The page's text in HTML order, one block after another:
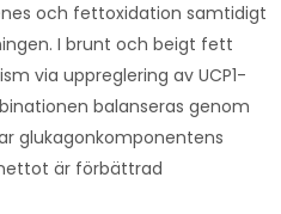
och fettoxidation samtidigt
I brunt och beigt fett
via uppreglering av UCP1-
balanseras genom
glukagonkomponentens
är förbättrad